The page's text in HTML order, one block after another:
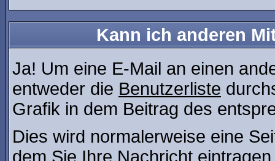
Kann ich anderen
Ja! Um eine E-Mail an einen
entweder die Benutzerliste
Grafik in dem Beitrag des
Dies wird normalerweise eine
dem Sie Ihre Nachricht